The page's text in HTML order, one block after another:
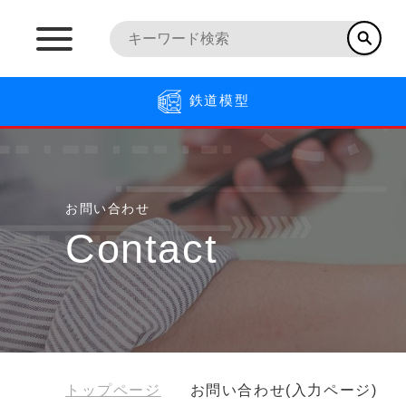
鉄道模型
お問い合わせ
Contact
トップページ お問い合わせ(入力ページ)